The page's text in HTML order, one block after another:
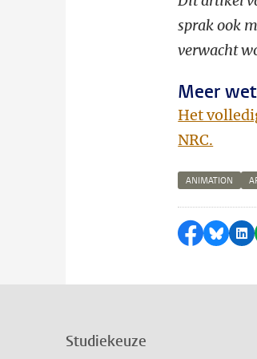
sprak ook
verwacht
Meer
Het
NRC.
ANIMATION
Delen op
Delen
Studiekeuze